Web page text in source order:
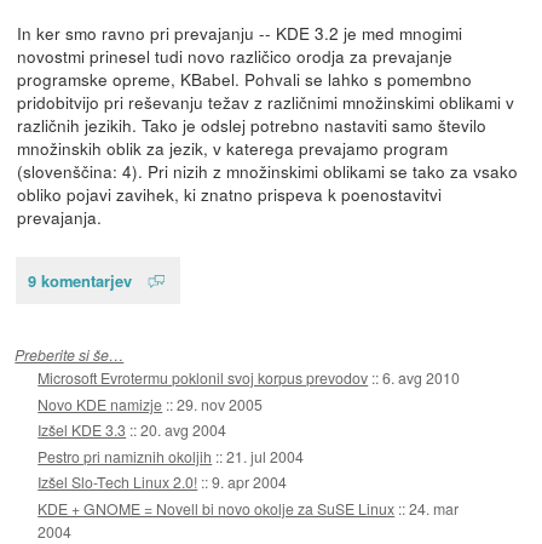
In ker smo ravno pri prevajanju -- KDE 3.2 je med mnogimi
novostmi prinesel tudi novo različico orodja za prevajanje
programske opreme, KBabel. Pohvali se lahko s pomembno
pridobitvijo pri reševanju težav z različnimi množinskimi oblikami v
različnih jezikih. Tako je odslej potrebno nastaviti samo število
množinskih oblik za jezik, v katerega prevajamo program
(slovenščina: 4). Pri nizih z množinskimi oblikami se tako za vsako
obliko pojavi zavihek, ki znatno prispeva k poenostavitvi
prevajanja.
9 komentarjev
Preberite si še…
Microsoft Evrotermu poklonil svoj korpus prevodov ::6. avg 2010
Novo KDE namizje ::29. nov 2005
Izšel KDE 3.3 ::20. avg 2004
Pestro pri namiznih okoljih ::21. jul 2004
Izšel Slo-Tech Linux 2.0! ::9. apr 2004
KDE + GNOME = Novell bi novo okolje za SuSE Linux ::24. mar
2004